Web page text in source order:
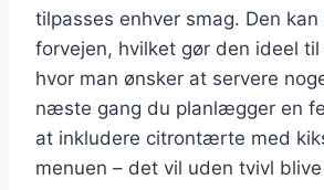
tilpasses enhver smag. Den kan
forvejen, hvilket gør den ideel
hvor man ønsker at servere
næste gang du planlægger en
at inkludere citrontærte med
menuen – det vil uden tvivl